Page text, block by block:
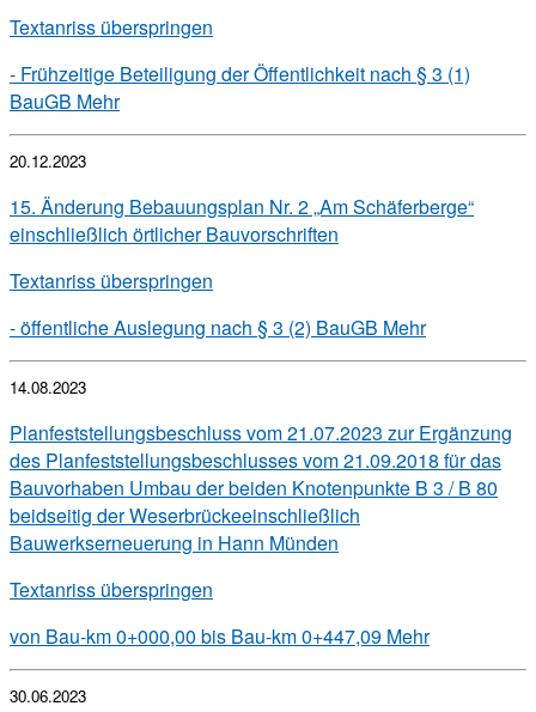
Textanriss überspringen
- Frühzeitige Beteiligung der Öffentlichkeit nach § 3 (1)
BauGB Mehr
20.12.2023
15. Änderung Bebauungsplan Nr. 2 „Am Schäferberge“
einschließlich örtlicher Bauvorschriften
Textanriss überspringen
- öffentliche Auslegung nach § 3 (2) BauGB Mehr
14.08.2023
Planfeststellungsbeschluss vom 21.07.2023 zur Ergänzung
des Planfeststellungsbeschlusses vom 21.09.2018 für das
Bauvorhaben Umbau der beiden Knotenpunkte B 3 / B 80
beidseitig der Weserbrückeeinschließlich
Bauwerkserneuerung in Hann Münden
Textanriss überspringen
von Bau-km 0+000,00 bis Bau-km 0+447,09 Mehr
30.06.2023